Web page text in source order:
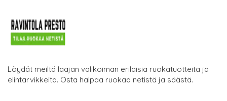
Löydät meiltä laajan valikoiman erilaisia ruokatuotteita ja
elintarvikkeita. Osta halpaa ruokaa netistä ja säästä.